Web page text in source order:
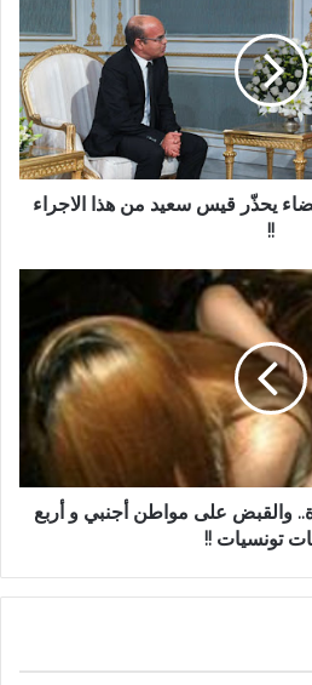
يحذّر قيس سعيد من هذا الاجراء
!!
والقبض على مواطن أجنبي و أربع
تونسيات !!